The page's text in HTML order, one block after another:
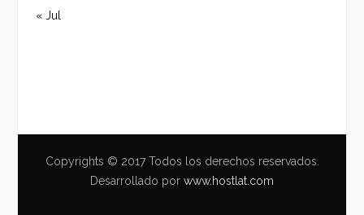
« Jul
Copyrights © 2017 Todos los derechos reservados.
Desarrollado por www.hostlat.com